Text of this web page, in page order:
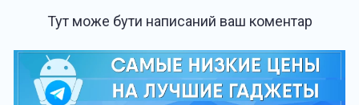
Тут може бути написаний ваш коментар